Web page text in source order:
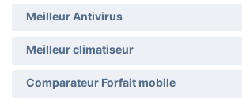
Meilleur Antivirus
Meilleur climatiseur
Comparateur Forfait mobile